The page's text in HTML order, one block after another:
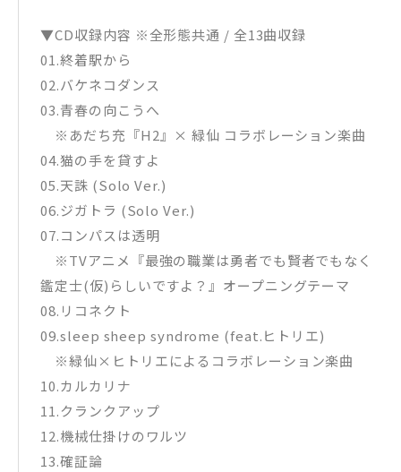
▼CD収録内容 ※全形態共通 / 全13曲収録
01.終着駅から
02.バケネコダンス
03.青春の向こうへ
※あだち充『H2』× 緑仙 コラボレーション楽曲
04.猫の手を貸すよ
05.天誅 (Solo Ver.)
06.ジガトラ (Solo Ver.)
07.コンパスは透明
※TVアニメ『最強の職業は勇者でも賢者でもなく
鑑定士(仮)らしいですよ？』オープニングテーマ
08.リコネクト
09.sleep sheep syndrome (feat.ヒトリエ)
※緑仙×ヒトリエによるコラボレーション楽曲
10.カルカリナ
11.クランクアップ
12.機械仕掛けのワルツ
13.確証論